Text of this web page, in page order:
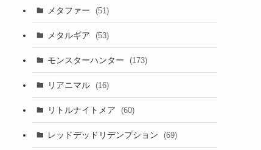
メタファー (51)
メタルギア (53)
モンスターハンター (173)
リアニマル (16)
リトルナイトメア (60)
レッドデッドリデンプション (69)